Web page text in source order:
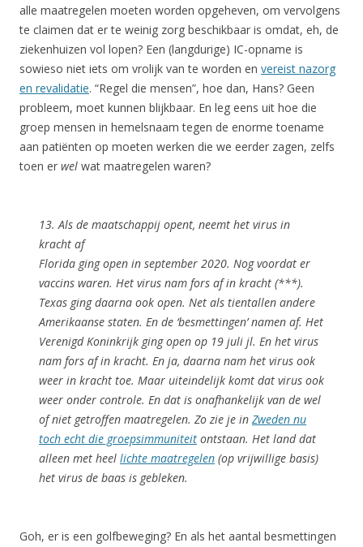
alle maatregelen moeten worden opgeheven, om vervolgens
te claimen dat er te weinig zorg beschikbaar is omdat, eh, de
ziekenhuizen vol lopen? Een (langdurige) IC-opname is
sowieso niet iets om vrolijk van te worden en vereist nazorg
en revalidatie. “Regel die mensen”, hoe dan, Hans? Geen
probleem, moet kunnen blijkbaar. En leg eens uit hoe die
groep mensen in hemelsnaam tegen de enorme toename
aan patiënten op moeten werken die we eerder zagen, zelfs
toen er wel wat maatregelen waren?
13. Als de maatschappij opent, neemt het virus in
kracht af
Florida ging open in september 2020. Nog voordat er
vaccins waren. Het virus nam fors af in kracht (***).
Texas ging daarna ook open. Net als tientallen andere
Amerikaanse staten. En de ‘besmettingen’ namen af. Het
Verenigd Koninkrijk ging open op 19 juli jl. En het virus
nam fors af in kracht. En ja, daarna nam het virus ook
weer in kracht toe. Maar uiteindelijk komt dat virus ook
weer onder controle. En dat is onafhankelijk van de wel
of niet getroffen maatregelen. Zo zie je in Zweden nu
toch echt die groepsimmuniteit ontstaan. Het land dat
alleen met heel lichte maatregelen (op vrijwillige basis)
het virus de baas is gebleken.
Goh, er is een golfbeweging? En als het aantal besmettingen